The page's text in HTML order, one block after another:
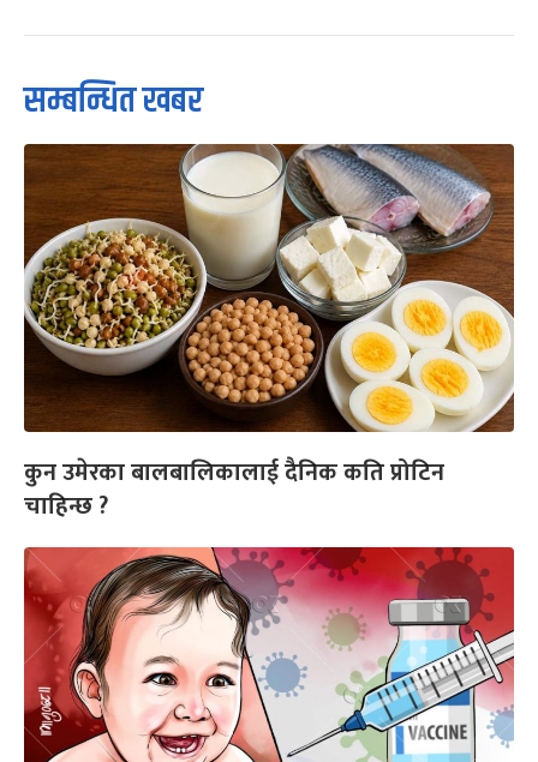
सम्बन्धित खबर
कुन उमेरका बालबालिकालाई दैनिक कति प्रोटिन
चाहिन्छ ?